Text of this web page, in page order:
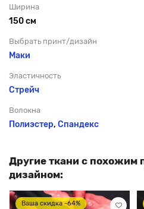
Ширина
150 см
Выбрать принт/дизайн
Маки
Эластичность
Стрейч
Волокна
Полиэстер, Спандекс
Другие ткани с похожим
дизайном:
Ваша скидка -64%